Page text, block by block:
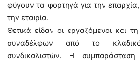
φύγουν τα φορτηγά για την
την εταιρία.
Θετικά είδαν οι εργαζόμενοι και
συναδέλφων από το
συνδικαλιστών. Η